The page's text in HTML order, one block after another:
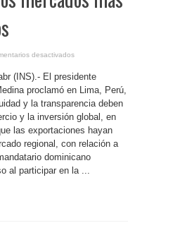
desactivados
Medina
llama
a
las
naciones
latinoamericanas
a
luchar
unidos
por
los
mercados
más
(INS).- El presidente
proclamó en Lima, Perú,
y la transparencia deben
y la inversión global, en
las exportaciones hayan
regional, con relación a
dominicano
al participar en la ...